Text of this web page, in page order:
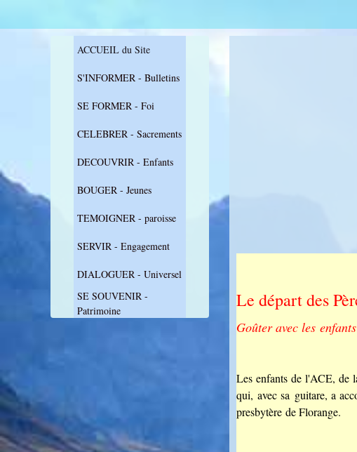
ACCUEIL du Site
S'INFORMER - Bulletins
SE FORMER - Foi
CELEBRER - Sacrements
DECOUVRIR - Enfants
BOUGER - Jeunes
TEMOIGNER - paroisse
SERVIR - Engagement
DIALOGUER - Universel
SE SOUVENIR -
Patrimoine
Le départ des
Goûter avec les
Les enfants de l'ACE, de
qui, avec sa guitare, a
presbytère de Florange.